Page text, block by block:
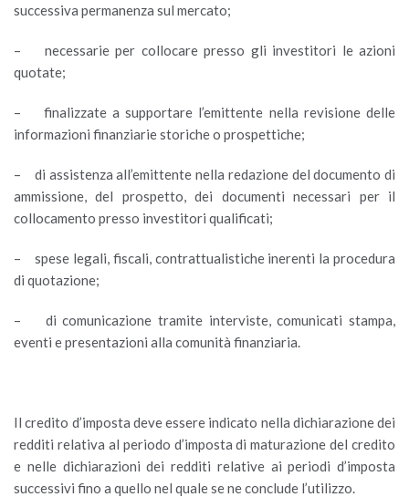
successiva permanenza sul mercato;
– necessarie per collocare presso gli investitori le azioni
quotate;
– finalizzate a supportare l’emittente nella revisione delle
informazioni finanziarie storiche o prospettiche;
– di assistenza all’emittente nella redazione del documento di
ammissione, del prospetto, dei documenti necessari per il
collocamento presso investitori qualificati;
– spese legali, fiscali, contrattualistiche inerenti la procedura
di quotazione;
– di comunicazione tramite interviste, comunicati stampa,
eventi e presentazioni alla comunità finanziaria.
Il credito d’imposta deve essere indicato nella dichiarazione dei
redditi relativa al periodo d’imposta di maturazione del credito
e nelle dichiarazioni dei redditi relative ai periodi d’imposta
successivi fino a quello nel quale se ne conclude l’utilizzo.